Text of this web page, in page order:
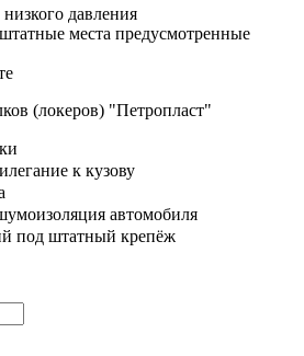
давления
места предусмотренные
(локеров) "Петропласт"
к кузову
автомобиля
под штатный крепёж